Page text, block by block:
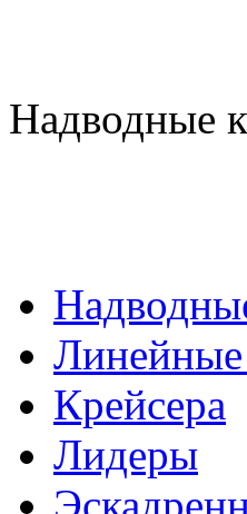
Надводные
Линейные
Крейсера
Лидеры